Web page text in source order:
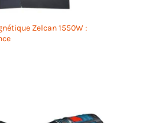
Zelcan 1550W :